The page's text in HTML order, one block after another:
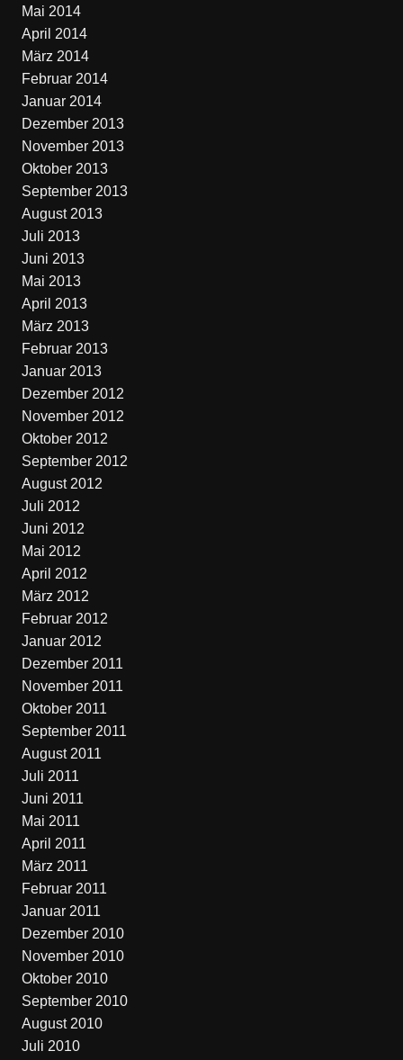
Mai 2014
April 2014
März 2014
Februar 2014
Januar 2014
Dezember 2013
November 2013
Oktober 2013
September 2013
August 2013
Juli 2013
Juni 2013
Mai 2013
April 2013
März 2013
Februar 2013
Januar 2013
Dezember 2012
November 2012
Oktober 2012
September 2012
August 2012
Juli 2012
Juni 2012
Mai 2012
April 2012
März 2012
Februar 2012
Januar 2012
Dezember 2011
November 2011
Oktober 2011
September 2011
August 2011
Juli 2011
Juni 2011
Mai 2011
April 2011
März 2011
Februar 2011
Januar 2011
Dezember 2010
November 2010
Oktober 2010
September 2010
August 2010
Juli 2010